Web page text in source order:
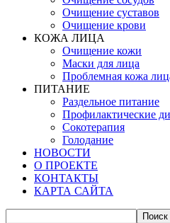
Очищение суставов
Очищение крови
КОЖА ЛИЦА
Очищение кожи
Маски для лица
Проблемная кожа
ПИТАНИЕ
Раздельное питание
Профилактические
Сокотерапия
Голодание
НОВОСТИ
О ПРОЕКТЕ
КОНТАКТЫ
КАРТА САЙТА